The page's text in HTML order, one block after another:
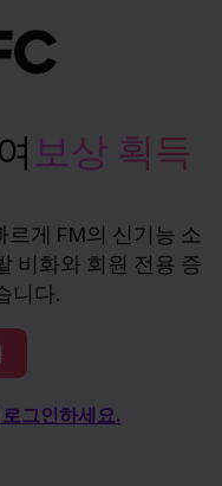
보상 획득
게 FM의 신기능 소
비화와 회원 전용 증
니다.
그인하세요.